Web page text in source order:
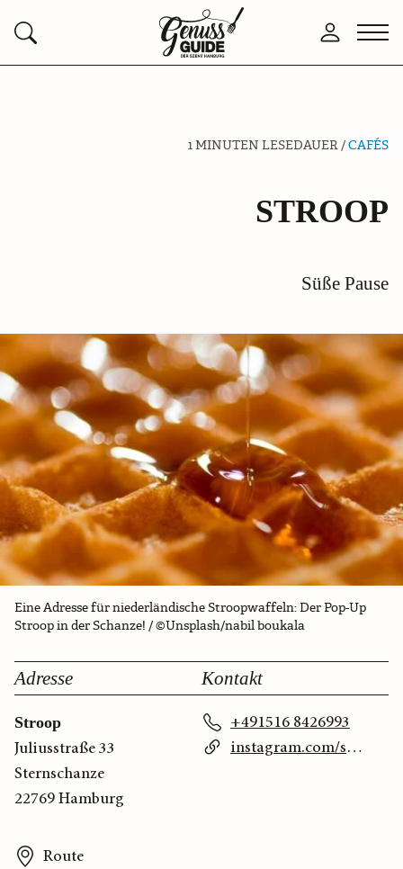
Suchen
Zurück
zur
Anmelden
1 MINUTEN LESEDAUER /CAFÉS
STROOP
Süße Pause
Eine Adresse für niederländische Stroopwaffeln: Der Pop-Up
Stroop in der Schanze! / ©Unsplash/nabil boukala
Adresse
Stroop
Juliusstraße 33
Sternschanze
22769 Hamburg
Route
Kontakt
+491516 8426993
instagram.com/stroop.originals